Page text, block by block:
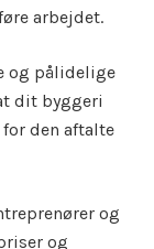
arbejdet.
og pålidelige
dit byggeri
den aftalte
og
og